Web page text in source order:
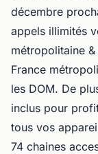
décembre
appels illimités
métropolitaine
France
les DOM. De
inclus pour
tous vos
74 chaines